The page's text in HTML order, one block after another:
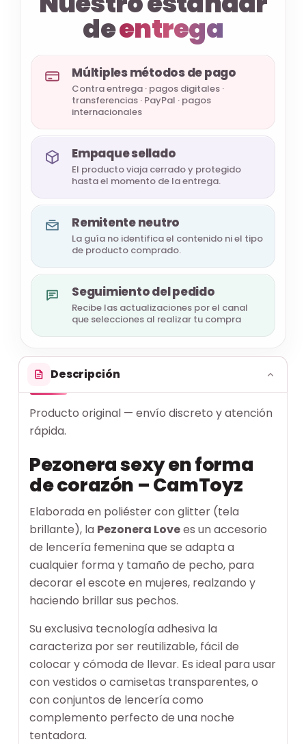
deentrega
Múltiples métodos de pago
Contra entrega · pagos digitales ·
transferencias · PayPal · pagos
internacionales
Empaque sellado
El producto viaja cerrado y protegido
hasta el momento de la entrega.
Remitente neutro
La guía no identifica el contenido ni el tipo
de producto comprado.
Seguimiento del pedido
Recibe las actualizaciones por el canal
que selecciones al realizar tu compra
Descripción
Producto original — envío discreto y atención
rápida.
Pezonera sexy en forma
de corazón – CamToyz
Elaborada en poliéster con glitter (tela
brillante), la Pezonera Lovees un accesorio
de lencería femenina que se adapta a
cualquier forma y tamaño de pecho, para
decorar el escote en mujeres, realzando y
haciendo brillar sus pechos.
Su exclusiva tecnología adhesiva la
caracteriza por ser reutilizable, fácil de
colocar y cómoda de llevar. Es ideal para usar
con vestidos o camisetas transparentes, o
con conjuntos de lencería como
complemento perfecto de una noche
tentadora.